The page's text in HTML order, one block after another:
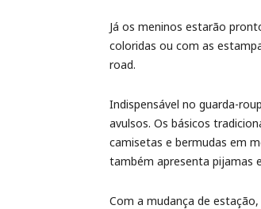
Já os meninos estarão
coloridas ou com as
road.
Indispensável no guarda-
avulsos. Os básicos
camisetas e bermudas em
também apresenta pijamas
Com a mudança de